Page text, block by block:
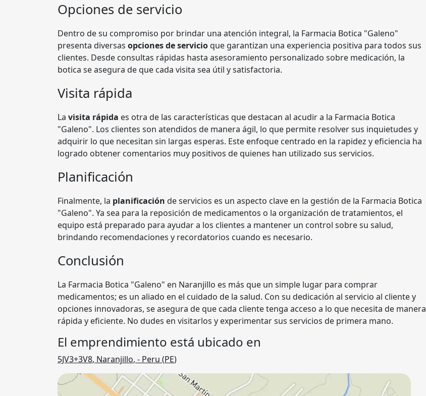
Opciones de servicio
Dentro de su compromiso por brindar una atención integral, la Farmacia Botica "Galeno"
presenta diversas opciones de servicioque garantizan una experiencia positiva para todos sus
clientes. Desde consultas rápidas hasta asesoramiento personalizado sobre medicación, la
botica se asegura de que cada visita sea útil y satisfactoria.
Visita rápida
La visita rápida es otra de las características que destacan al acudir a la Farmacia Botica
"Galeno". Los clientes son atendidos de manera ágil, lo que permite resolver sus inquietudes y
adquirir lo que necesitan sin largas esperas. Este enfoque centrado en la rapidez y eficiencia ha
logrado obtener comentarios muy positivos de quienes han utilizado sus servicios.
Planificación
Finalmente, la planificación de servicios es un aspecto clave en la gestión de la Farmacia Botica
"Galeno". Ya sea para la reposición de medicamentos o la organización de tratamientos, el
equipo está preparado para ayudar a los clientes a mantener un control sobre su salud,
brindando recomendaciones y recordatorios cuando es necesario.
Conclusión
La Farmacia Botica "Galeno" en Naranjillo es más que un simple lugar para comprar
medicamentos; es un aliado en el cuidado de la salud. Con su dedicación al servicio al cliente y
opciones innovadoras, se asegura de que cada cliente tenga acceso a lo que necesita de manera
rápida y eficiente. No dudes en visitarlos y experimentar sus servicios de primera mano.
El emprendimiento está ubicado en
5JV3+3V8, Naranjillo, - Peru (PE)